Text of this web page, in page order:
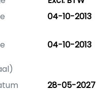
04-10-2013
04-10-2013
28-05-2027